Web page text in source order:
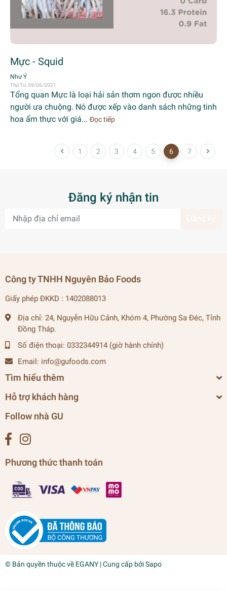
Mực - Squid
Như Ý
Thứ Tư, 09/06/2021
Tổng quan Mực là loại hải sản thơm ngon được nhiều
người ưa chuộng. Nó được xếp vào danh sách những tinh
hoa ẩm thực với giá... Đọc tiếp
1 2 3 4 5 6 7
Đăng ký nhận tin
Công ty TNHH Nguyên Bảo Foods
Giấy phép ĐKKD : 1402088013
Địa chỉ: 24, Nguyễn Hữu Cảnh, Khóm 4, Phường Sa Đéc, Tỉnh
Đồng Tháp.
Số điện thoại: 0332344914 (giờ hành chính)
Email: info@gufoods.com
Tìm hiểu thêm
Hỗ trợ khách hàng
Follow nhà GU
Phương thức thanh toán
© Bản quyền thuộc về EGANY | Cung cấp bởiSapo